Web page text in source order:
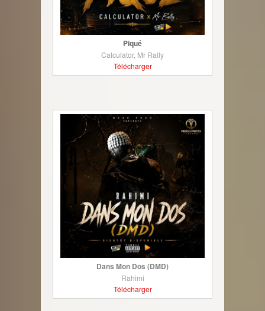
Piqué
Calculator, Mr Rally
Télécharger
Dans Mon Dos (DMD)
Rahimi
Télécharger